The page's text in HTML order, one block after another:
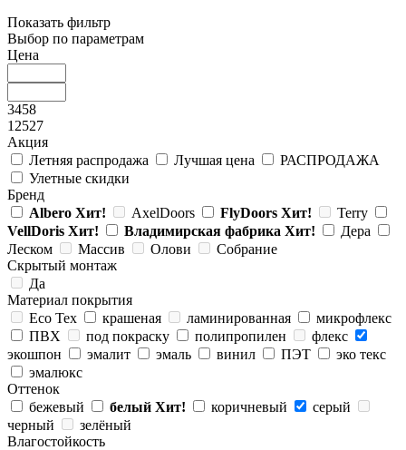
Показать фильтр
Выбор по параметрам
Цена
3458
12527
Акция
Летняя распродажа
Лучшая цена
РАСПРОДАЖА
Улетные скидки
Бренд
Albero Хит! AxelDoors FlyDoors Хит!
Terry
VellDoris Хит! Владимирская фабрика Хит!
Дера
Леском
Массив Олови
Собрание
Скрытый монтаж
Да
Материал покрытия
Eco Tex
крашеная ламинированная
микрофлекс
ПВХ
под покраску полипропилен
флекс
экошпон
эмалит эмаль винил ПЭТ
эко текс
эмалюкс
Оттенок
бежевый
белый Хит! коричневый
серый
черный
зелёный
Влагостойкость